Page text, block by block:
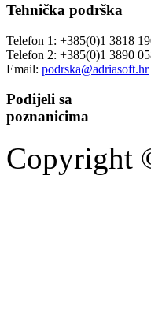
Tehnička podrška
Telefon 1: +385(0)1 3818
Telefon 2: +385(0)1 3890
Email: podrska@adriasoft.hr
Podijeli sa
poznanicima
Copyright